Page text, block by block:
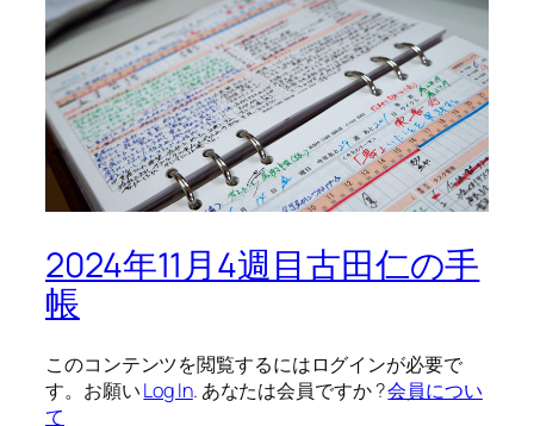
2024年11月4週目古田仁の手
帳
このコンテンツを閲覧するにはログインが必要で
す。お願いLog In. あなたは会員ですか ?会員につい
て